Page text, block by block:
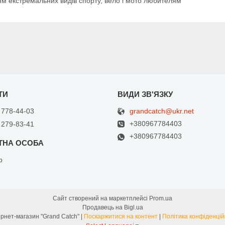
44-03
83-41
grandcatch@ukr.net
+380967784403
+380967784403
Сайт створений на маркетплейсі Prom.ua
Продавець на Bigl.ua
Поскаржитися на контент
Політика